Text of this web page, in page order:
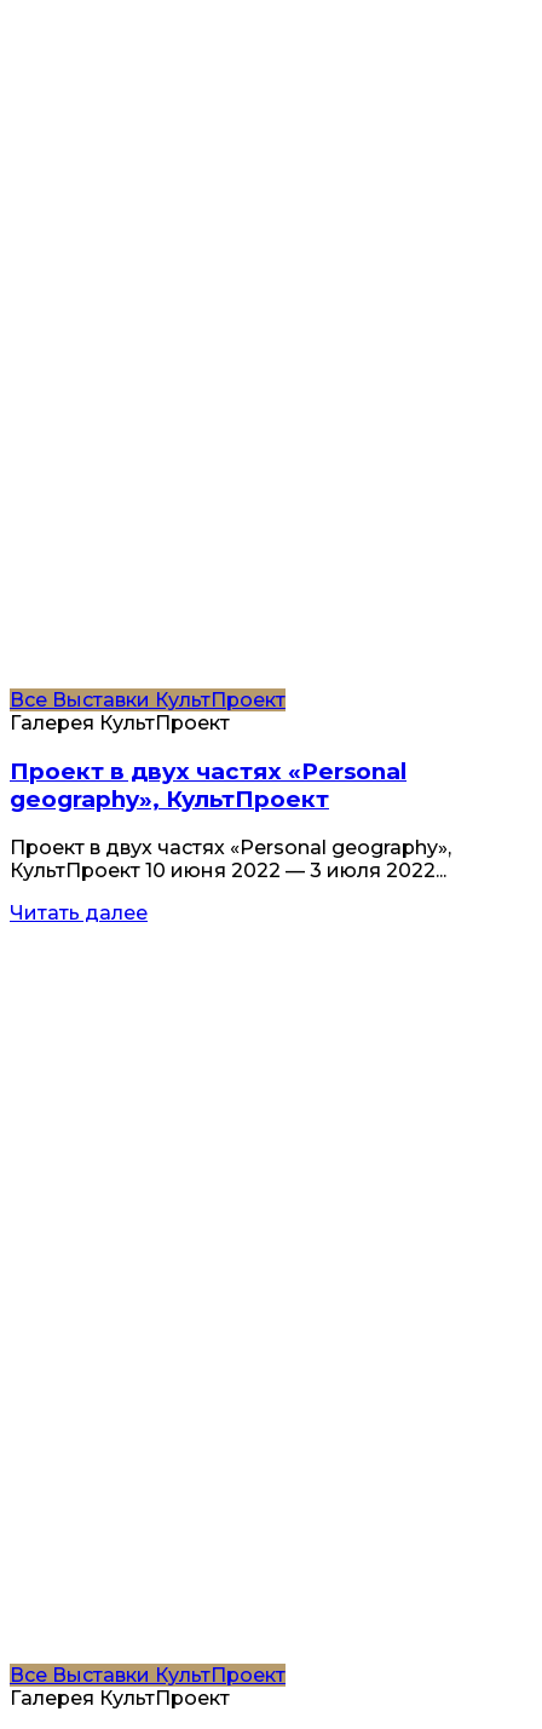
Все Выставки КультПроект
Галерея КультПроект
Проект в двух частях «Personal
geography», КультПроект
Проект в двух частях «Personal geography»,
КультПроект 10 июня 2022 — 3 июля 2022...
Читать далее
Все Выставки КультПроект
Галерея КультПроект